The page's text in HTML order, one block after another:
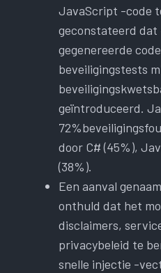
JavaScript -code
geconstateerd dat
gegenereerde
beveiligingstests
geïntroduceerd.
door C# (45%),
(38%).
Een aanval
onthuld dat het
disclaimers,
privacybeleid te
snelle injectie -